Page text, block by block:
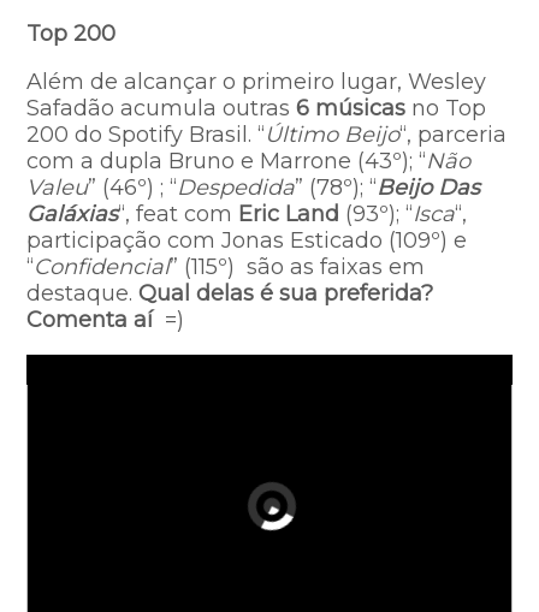
Top 200
Além de alcançar o primeiro lugar, Wesley
Safadão acumula outras6 músicas no Top
200 do Spotify Brasil. “Último Beijo“, parceria
com a dupla Bruno e Marrone (43º); “Não
Valeu” (46º) ; “Despedida” (78º); “Beijo Das
Galáxias“, feat com Eric Land (93º); “Isca“,
participação com Jonas Esticado (109º) e
“Confidencial” (115º) são as faixas em
destaque.Qual delas é sua preferida?
Comenta aí=)